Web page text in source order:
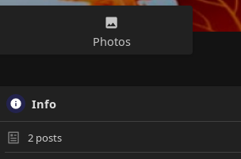
Photos
Info
2 posts